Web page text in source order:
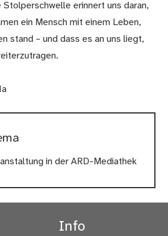
erinnert uns daran,
ein Mensch mit einem Leben,
stand – und dass es an uns liegt,
in der ARD-Mediathek
Info